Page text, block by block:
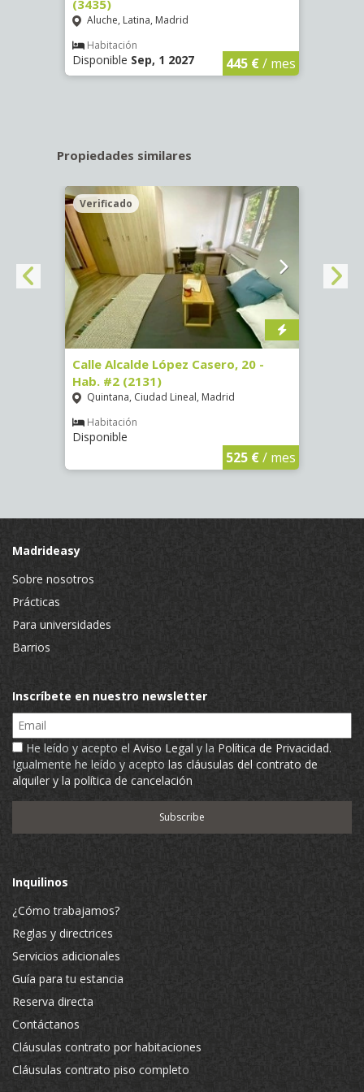
(3435)
Aluche, Latina, Madrid
Habitación
Disponible Sep, 1 2027 445 €/ mes
Propiedades similares
Verificado
Calle Alcalde López Casero, 20 -
Hab. #2 (2131)
Quintana, Ciudad Lineal, Madrid
Habitación
Disponible
525 €/ mes
Madrideasy
Sobre nosotros
Prácticas
Para universidades
Barrios
Inscríbete en nuestro newsletter
Email
He leído y acepto el Aviso Legal y la Política de Privacidad.
Igualmente he leído y acepto las cláusulas del contrato de
alquiler y la política de cancelación
Inquilinos
¿Cómo trabajamos?
Reglas y directrices
Servicios adicionales
Guía para tu estancia
Reserva directa
Contáctanos
Cláusulas contrato por habitaciones
Cláusulas contrato piso completo